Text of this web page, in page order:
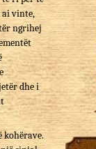
ai vinte,
ngrihej
dhe i
kohërave.